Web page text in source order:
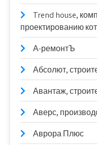
Trend house,
проектированию
А-ремонтЪ
Абсолют,
Авантаж,
Аверс,
Аврора Плюс